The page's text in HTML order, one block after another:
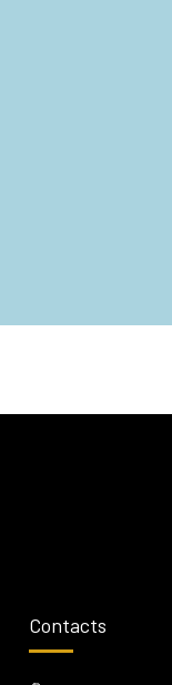
Contacts